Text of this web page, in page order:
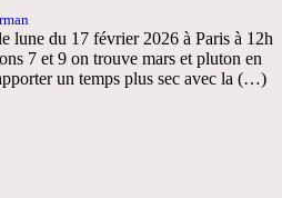
lune du 17 février 2026 à Paris à 12h
7 et 9 on trouve mars et pluton en
un temps plus sec avec la (…)